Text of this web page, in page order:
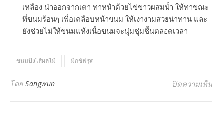
เหลือง นำออกจากเตา ทาหน้าด้วยไข่ขาวผสมน้ำ ให้ทาขณะ
ที่ขนมร้อนๆ เพื่อเคลือบหน้าขนม ให้เงางามสวยน่าทาน และ
ยังช่วยไม่ให้ขนมแห้งเนื้อขนมจะนุ่มชุ่มชื้นตลอดเวลา
ขนมปังไส้ผลไม้ มิกช์ฟรุต
โดย Sangwun ปิดความเห็นบ